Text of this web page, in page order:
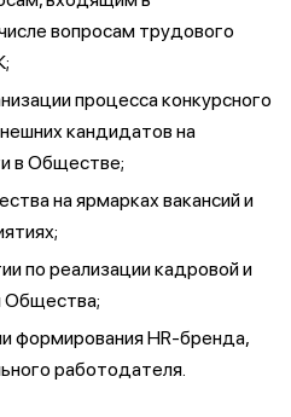
вопросам трудового
процесса конкурсного
кандидатов на
в Обществе;
на ярмарках вакансий и
по реализации кадровой и
Общества;
формирования HR-бренда,
работодателя.